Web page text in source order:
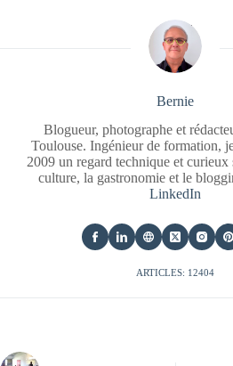
Bernie
Blogueur, photographe et
Toulouse. Ingénieur de formation,
2009 un regard technique et curieux
culture, la gastronomie et le
LinkedIn
ARTICLES: 12404